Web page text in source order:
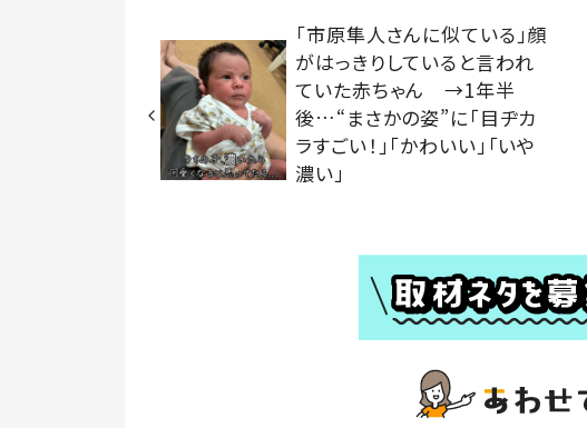
「市原隼人さんに似ている」顔
がはっきりしていると言われ
ていた赤ちゃん →1年半
後…“まさかの姿”に「目ヂカ
ラすごい！」「かわいい」「いや
濃い」